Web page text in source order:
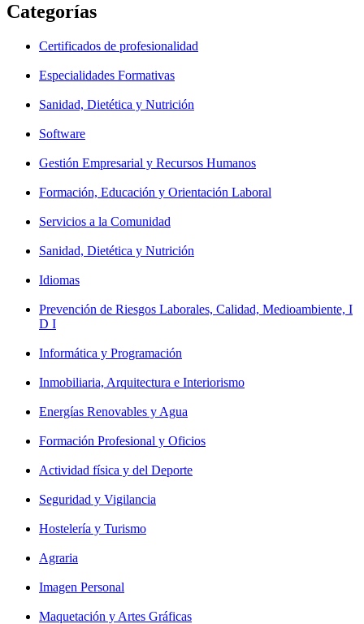
Categorías
Certificados de profesionalidad
Especialidades Formativas
Sanidad, Dietética y Nutrición
Software
Gestión Empresarial y Recursos Humanos
Formación, Educación y Orientación Laboral
Servicios a la Comunidad
Sanidad, Dietética y Nutrición
Idiomas
Prevención de Riesgos Laborales, Calidad, Medioambiente, I
D I
Informática y Programación
Inmobiliaria, Arquitectura e Interiorismo
Energías Renovables y Agua
Formación Profesional y Oficios
Actividad física y del Deporte
Seguridad y Vigilancia
Hostelería y Turismo
Agraria
Imagen Personal
Maquetación y Artes Gráficas